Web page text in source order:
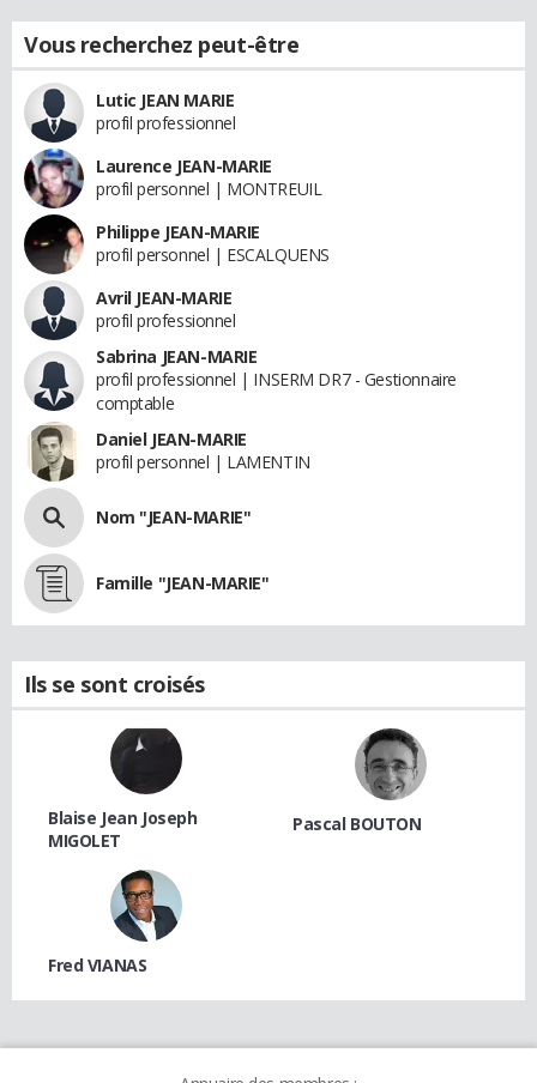
Vous recherchez peut-être
Lutic JEAN MARIE
profil professionnel
Laurence JEAN-MARIE
profil personnel | MONTREUIL
Philippe JEAN-MARIE
profil personnel | ESCALQUENS
Avril JEAN-MARIE
profil professionnel
Sabrina JEAN-MARIE
profil professionnel | INSERM DR7 - Gestionnaire
comptable
Daniel JEAN-MARIE
profil personnel | LAMENTIN
Nom "JEAN-MARIE"
Famille "JEAN-MARIE"
Ils se sont croisés
Blaise Jean Joseph
MIGOLET
Pascal BOUTON
Fred VIANAS